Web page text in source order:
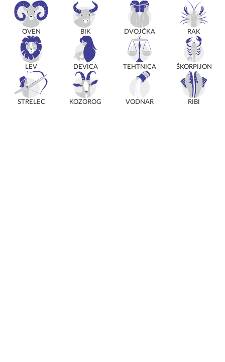
življenje na veliki nogi. Obkrožen je z mnogimi ljudmi, saj je dober
prijatelj in tudi zelo gostoljuben.
OVEN BIK DVOJČKA RAK
LEV DEVICA TEHTNICA ŠKORPIJON
STRELEC KOZOROG VODNAR RIBI